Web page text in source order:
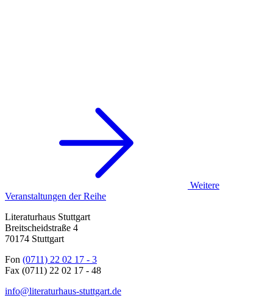
Weitere
Veranstaltungen der Reihe
Literaturhaus Stuttgart
Breitscheidstraße 4
70174 Stuttgart
Fon (0711) 22 02 17 - 3
Fax (0711) 22 02 17 - 48
info@literaturhaus-stuttgart.de